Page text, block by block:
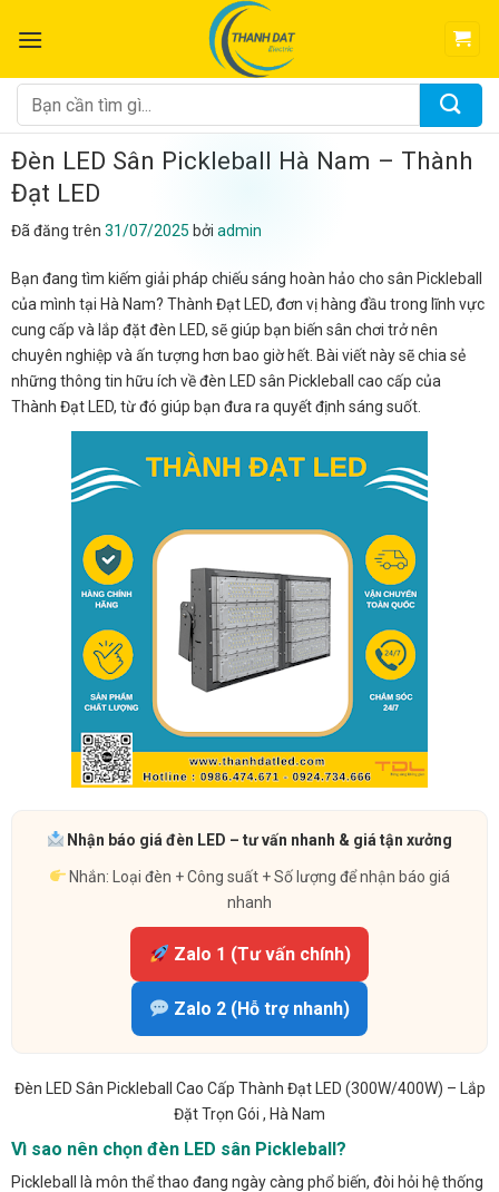
đến
dung
Tìm
kiếm:
Đèn LED Sân Pickleball Hà Nam – Thành
Đạt LED
Đã đăng trên 31/07/2025 bởi admin
Bạn đang tìm kiếm giải pháp chiếu sáng hoàn hảo cho sân Pickleball
của mình tại Hà Nam? Thành Đạt LED, đơn vị hàng đầu trong lĩnh vực
cung cấp và lắp đặt đèn LED, sẽ giúp bạn biến sân chơi trở nên
chuyên nghiệp và ấn tượng hơn bao giờ hết. Bài viết này sẽ chia sẻ
những thông tin hữu ích về đèn LED sân Pickleball cao cấp của
Thành Đạt LED, từ đó giúp bạn đưa ra quyết định sáng suốt.
Nhận báo giá đèn LED – tư vấn nhanh & giá tận xưởng
Nhắn: Loại đèn + Công suất + Số lượng để nhận báo giá
nhanh
Zalo 1 (Tư vấn chính)
Zalo 2 (Hỗ trợ nhanh)
Đèn LED Sân Pickleball Cao Cấp Thành Đạt LED (300W/400W) – Lắp
Đặt Trọn Gói , Hà Nam
Vì sao nên chọn đèn LED sân Pickleball?
Pickleball là môn thể thao đang ngày càng phổ biến, đòi hỏi hệ thống